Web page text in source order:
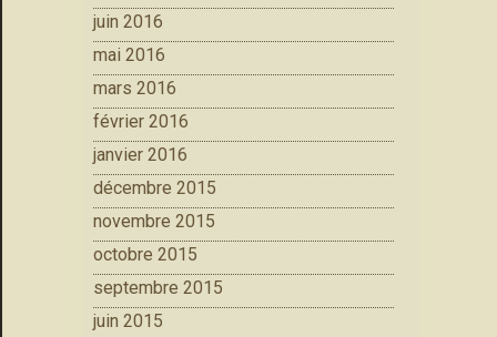
juin 2016
mai 2016
mars 2016
février 2016
janvier 2016
décembre 2015
novembre 2015
octobre 2015
septembre 2015
juin 2015